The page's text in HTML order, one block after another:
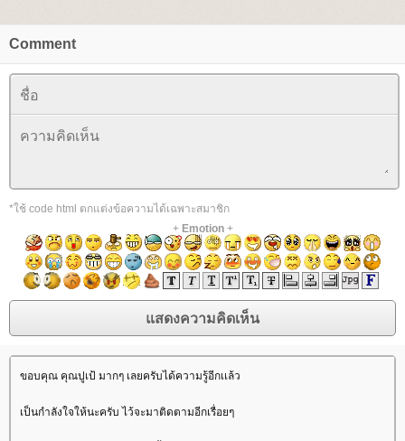
Comment
*ใช้ code html ตกแต่งข้อความได้เฉพาะสมาชิก
+ Emotion+
ขอบคุณ คุณปูเป้ มากๆ เลยครับได้ความรู้อีกเเล้ว
เป็นกำลังใจให้นะครับ ไว้จะมาติดตามอีกเรื่อยๆ